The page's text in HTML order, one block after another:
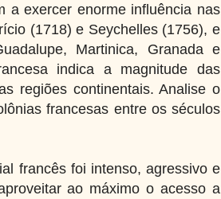
a exercer enorme influência nas
(1718) e Seychelles (1756), e
Martinica, Granada e
indica a magnitude das
regiões continentais. Analise o
francesas entre os séculos
francês foi intenso, agressivo e
ao máximo o acesso a